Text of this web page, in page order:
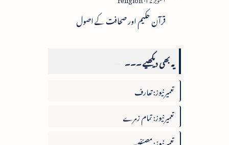
قرآن حکیم اور صحافت کے اصول
یہ بھی دیکھیے ۔۔۔
تعمیرنیوز: تعارف
تعمیرنیوز: تمام زمرے